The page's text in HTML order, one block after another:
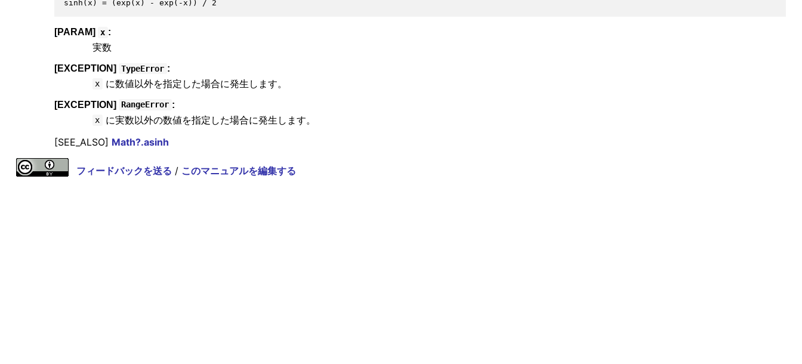
[PARAM] x :
実数
[EXCEPTION] TypeError :
x に数値以外を指定した場合に発生します。
[EXCEPTION] RangeError :
x
に実数以外の数値を指定した場合に発生します。
[SEE_ALSO] Math?.asinh
フィードバックを送る / このマニュアルを編集する